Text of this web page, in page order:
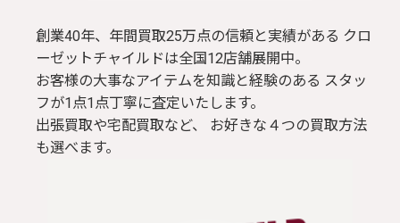
創業40年、年間買取25万点の信頼と実績がある クロ
ーゼットチャイルドは全国12店舗展開中。
お客様の大事なアイテムを知識と経験のある スタッ
フが1点1点丁寧に査定いたします。
出張買取や宅配買取など、 お好きな４つの買取方法
も選べます。